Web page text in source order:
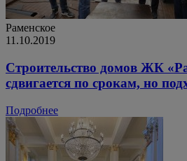
Раменское
11.10.2019
Строительство домов ЖК
сдвигается по срокам, но
Подробнее